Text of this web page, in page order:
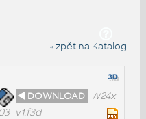
« zpět na Katalog
◄ DOWNLOAD
W24x